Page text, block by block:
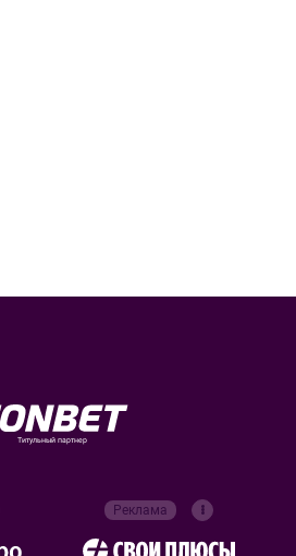
Титульный партнер
Реклама